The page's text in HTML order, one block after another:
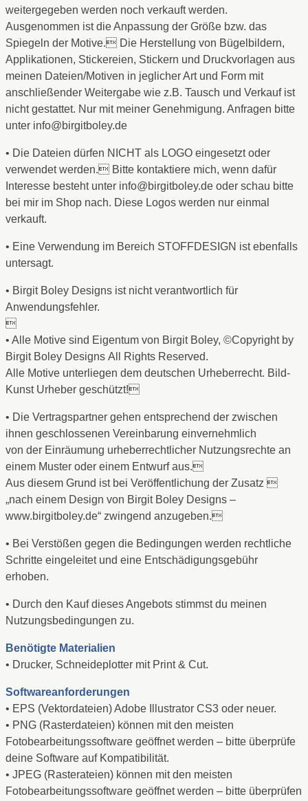
weitergegeben werden noch verkauft werden.
Ausgenommen ist die Anpassung der Größe bzw. das
Spiegeln der Motive. Die Herstellung von Bügelbildern,
Applikationen, Stickereien, Stickern und Druckvorlagen aus
meinen Dateien/Motiven in jeglicher Art und Form mit
anschließender Weitergabe wie z.B. Tausch und Verkauf ist
nicht gestattet. Nur mit meiner Genehmigung. Anfragen bitte
unter info@birgitboley.de
• Die Dateien dürfen NICHT als LOGO eingesetzt oder
verwendet werden. Bitte kontaktiere mich, wenn dafür
Interesse besteht unter info@birgitboley.de oder schau bitte
bei mir im Shop nach. Diese Logos werden nur einmal
verkauft.
• Eine Verwendung im Bereich STOFFDESIGN ist ebenfalls
untersagt.
• Birgit Boley Designs ist nicht verantwortlich für
Anwendungsfehler.

• Alle Motive sind Eigentum von Birgit Boley, ©Copyright by
Birgit Boley Designs All Rights Reserved.
Alle Motive unterliegen dem deutschen Urheberrecht. Bild-
Kunst Urheber geschützt!
• Die Vertragspartner gehen entsprechend der zwischen
ihnen geschlossenen Vereinbarung einvernehmlich
von der Einräumung urheberrechtlicher Nutzungsrechte an
einem Muster oder einem Entwurf aus.
Aus diesem Grund ist bei Veröffentlichung der Zusatz 
„nach einem Design von Birgit Boley Designs –
www.birgitboley.de“ zwingend anzugeben.
• Bei Verstößen gegen die Bedingungen werden rechtliche
Schritte eingeleitet und eine Entschädigungsgebühr
erhoben.
• Durch den Kauf dieses Angebots stimmst du meinen
Nutzungsbedingungen zu.
Benötigte Materialien
• Drucker, Schneideplotter mit Print & Cut.
Softwareanforderungen
• EPS (Vektordateien) Adobe Illustrator CS3 oder neuer.
• PNG (Rasterdateien) können mit den meisten
Fotobearbeitungssoftware geöffnet werden – bitte überprüfe
deine Software auf Kompatibilität.
• JPEG (Rasterateien) können mit den meisten
Fotobearbeitungssoftware geöffnet werden – bitte überprüfen